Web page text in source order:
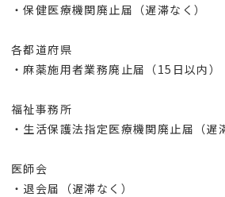
・保健医療機関廃止届（遅滞なく）
各都道府県
・麻薬施用者業務廃止届（15日以内）
福祉事務所
・生活保護法指定医療機関廃止届（遅
医師会
・退会届（遅滞なく）